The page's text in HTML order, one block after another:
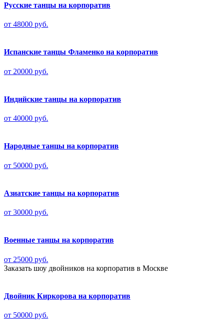
Русские танцы на корпоратив
от 48000 руб.
Испанские танцы Фламенко на корпоратив
от 20000 руб.
Индийские танцы на корпоратив
от 40000 руб.
Народные танцы на корпоратив
от 50000 руб.
Азиатские танцы на корпоратив
от 30000 руб.
Военные танцы на корпоратив
от 25000 руб.
Заказать шоу двойников на корпоратив в Москве
Двойник Киркорова на корпоратив
от 50000 руб.